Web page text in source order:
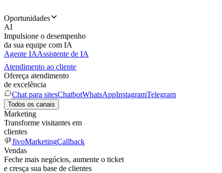
Oportunidades
AI
Impulsione o desempenho
da sua equipe com IA
Agente IAAssistente de IA
Atendimento ao cliente
Ofereça atendimento
de excelência
Chat para sitesChatbotWhatsAppInstagramTelegram
Todos os canais
Marketing
Transforme visitantes em
clientes
JivoMarketingCallback
Vendas
Feche mais negócios, aumente o ticket
e cresça sua base de clientes